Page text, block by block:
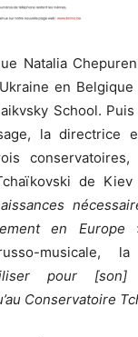
Natalia
en
School. Puis
la directrice
de
en Europe
musicale,
pour
Conservatoire